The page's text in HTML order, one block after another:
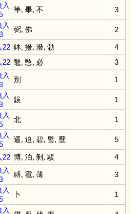
入
筆, 畢, 不 3
入
弼, 佛 2
22 鉢, 撥, 潑, 勃
4
22 鼈, 憋, 必 3
入
別 1
入
鈸 1
入
北 1
入
逼, 迫, 碧, 璧, 壁 5
22 博, 泊, 剝 , 駁 4
入
縛, 雹, 薄 3
入
卜 1
入